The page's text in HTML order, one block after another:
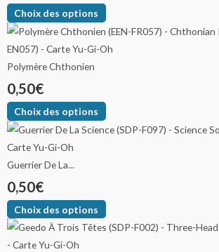
Choix des options
Polymère Chthonien
0,50€
Choix des options
Guerrier De La...
0,50€
Choix des options